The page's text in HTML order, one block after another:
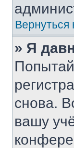
Вернуться
» Я
снова.
вашу